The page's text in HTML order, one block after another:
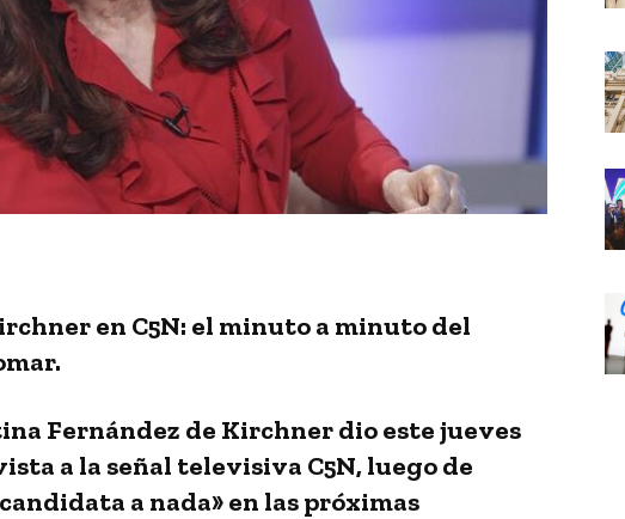
en C5N: el minuto a minuto del
Fernández de Kirchner dio este jueves
a la señal televisiva C5N, luego de
a nada» en las próximas